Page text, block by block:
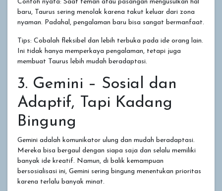
Contoh nyata: Saat teman atau pasangan mengusulkan hal
baru, Taurus sering menolak karena takut keluar dari zona
nyaman. Padahal, pengalaman baru bisa sangat bermanfaat.
Tips: Cobalah fleksibel dan lebih terbuka pada ide orang lain.
Ini tidak hanya memperkaya pengalaman, tetapi juga
membuat Taurus lebih mudah beradaptasi.
3. Gemini – Sosial dan
Adaptif, Tapi Kadang
Bingung
Gemini adalah komunikator ulung dan mudah beradaptasi.
Mereka bisa bergaul dengan siapa saja dan selalu memiliki
banyak ide kreatif. Namun, di balik kemampuan
bersosialisasi ini, Gemini sering bingung menentukan prioritas
karena terlalu banyak minat.